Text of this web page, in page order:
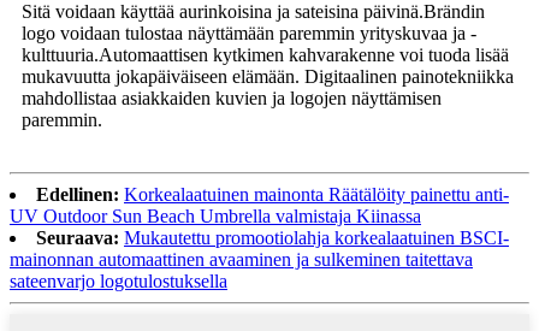
Sitä voidaan käyttää aurinkoisina ja sateisina päivinä.Brändin
logo voidaan tulostaa näyttämään paremmin yrityskuvaa ja -
kulttuuria.Automaattisen kytkimen kahvarakenne voi tuoda lisää
mukavuutta jokapäiväiseen elämään. Digitaalinen painotekniikka
mahdollistaa asiakkaiden kuvien ja logojen näyttämisen
paremmin.
Edellinen: Korkealaatuinen mainonta Räätälöity painettu anti-
UV Outdoor Sun Beach Umbrella valmistaja Kiinassa
Seuraava: Mukautettu promootiolahja korkealaatuinen BSCI-
mainonnan automaattinen avaaminen ja sulkeminen taitettava
sateenvarjo logotulostuksella